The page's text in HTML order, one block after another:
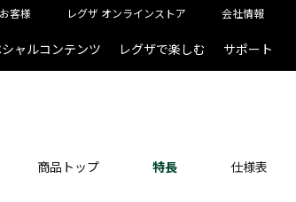
客様 レグザ オンラインストア 会社情報
シャルコンテンツ レグザで楽しむ サポート
商品トップ 特長 仕様表